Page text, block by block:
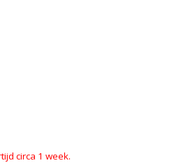
product is
circa 1 week.